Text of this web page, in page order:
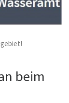
beim